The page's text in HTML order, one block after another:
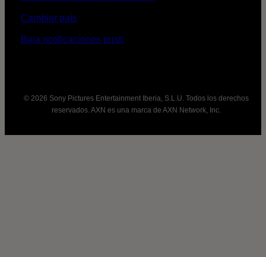
Cambiar país
Baja notificaciones push
© 2026 Sony Pictures Entertainment Iberia, S.L.U. Todos los derechos
reservados. AXN es una marca de AXN Network, Inc.